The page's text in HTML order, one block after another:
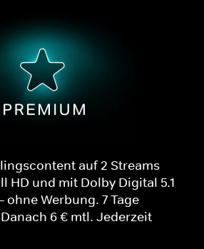
auf 2 Streams
HD und mit Dolby Digital 5.1
ohne Werbung. 7 Tage
6 € mtl. Jederzeit